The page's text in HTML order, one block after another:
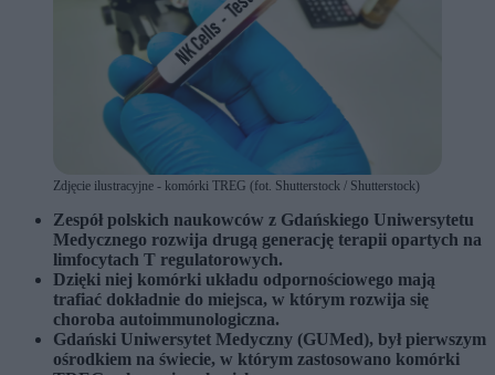
Zdjęcie ilustracyjne - komórki TREG (fot. Shutterstock / Shutterstock)
Zespół polskich naukowców z Gdańskiego Uniwersytetu
Medycznego rozwija drugą generację terapii opartych na
limfocytach T regulatorowych.
Dzięki niej komórki układu odpornościowego mają
trafiać dokładnie do miejsca, w którym rozwija się
choroba autoimmunologiczna.
Gdański Uniwersytet Medyczny (GUMed), był pierwszym
ośrodkiem na świecie, w którym zastosowano komórki